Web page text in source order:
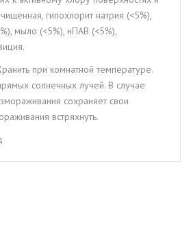
гипохлорит натрия (<5%),
мыло (<5%), нПАВ (<5%),
при комнатной температуре.
солнечных лучей. В случае
сохраняет свои
встряхнуть.